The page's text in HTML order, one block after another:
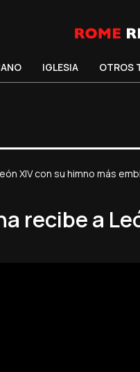
IGLESIA OTROS
XIV con su himno más
recibe a